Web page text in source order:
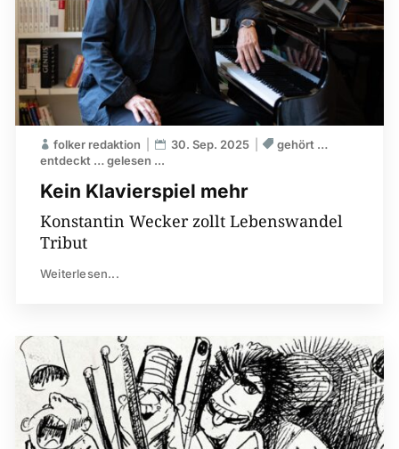
Kein Klavierspiel mehr
folker redaktion 30. Sep. 2025
gehört …
entdeckt … gelesen ...
Konstantin Wecker zollt Lebenswandel
Tribut
Weiterlesen...